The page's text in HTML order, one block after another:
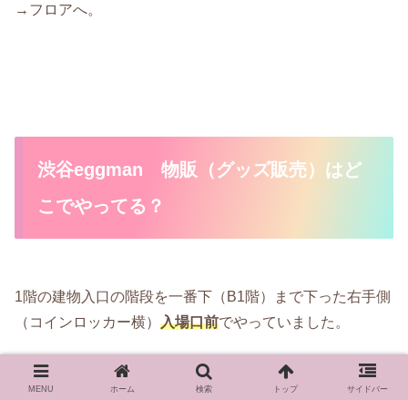
→フロアへ。
渋谷eggman 物販（グッズ販売）はど
こでやってる？
1階の建物入口の階段を一番下（B1階）まで下った右手側
（コインロッカー横） 入場口前でやっていました。
開演前、終演後ともに同じ場所での販売でした。
MENU ホーム 検索 トップ サイドバー